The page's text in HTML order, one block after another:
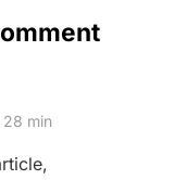
28 min